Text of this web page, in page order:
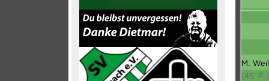
M.
(45' P.